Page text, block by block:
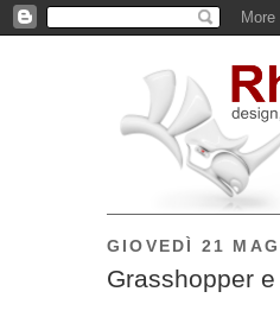
GIOVEDÌ 21
Grasshopper